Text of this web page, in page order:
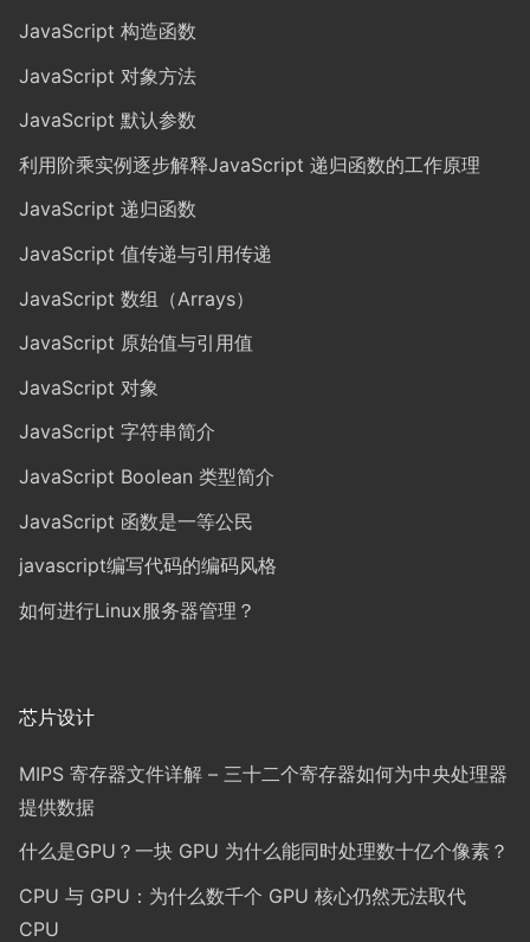
JavaScript 构造函数
JavaScript 对象方法
JavaScript 默认参数
利用阶乘实例逐步解释JavaScript 递归函数的工作原理
JavaScript 递归函数
JavaScript 值传递与引用传递
JavaScript 数组（Arrays）
JavaScript 原始值与引用值
JavaScript 对象
JavaScript 字符串简介
JavaScript Boolean 类型简介
JavaScript 函数是一等公民
javascript编写代码的编码风格
如何进行Linux服务器管理？
芯片设计
MIPS 寄存器文件详解 – 三十二个寄存器如何为中央处理器
提供数据
什么是GPU？一块 GPU 为什么能同时处理数十亿个像素？
CPU 与 GPU：为什么数千个 GPU 核心仍然无法取代
CPU